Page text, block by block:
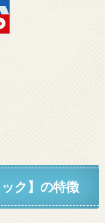
ク】の特徴